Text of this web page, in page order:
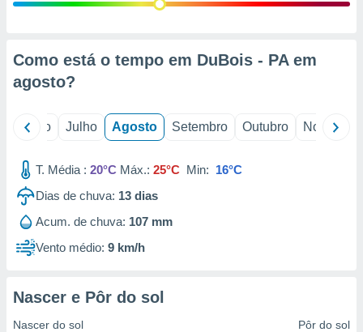
estudos
1199
Como está o tempo em DuBois - PA em
agosto?
Junho Julho Agosto Setembro Outubro Novembro
T. Média : 20°C Máx.: 25°C Min: 16°C
Dias de chuva: 13 dias
Acum. de chuva: 107 mm
Vento médio: 9 km/h
Nascer e Pôr do sol
Nascer do sol Pôr do sol